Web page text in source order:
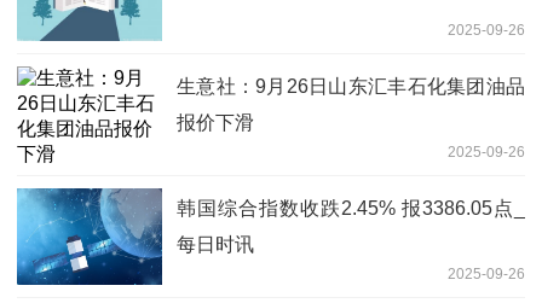
2025-09-26
生意社：9月26日山东汇丰石化集团油品
报价下滑
2025-09-26
韩国综合指数收跌2.45% 报3386.05点_
每日时讯
2025-09-26